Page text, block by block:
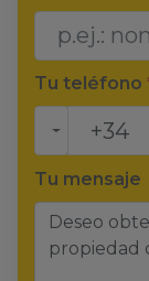
Tu teléfono
Tu mensaje